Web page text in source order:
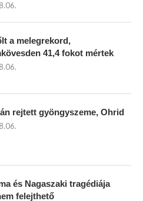
a melegrekord,
41,4 fokot mértek
rejtett gyöngyszeme, Ohrid
és Nagaszaki tragédiája
felejthető